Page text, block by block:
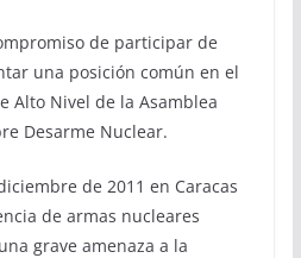
de participar de
una posición común en el
Alto Nivel de la Asamblea
Desarme Nuclear.
de 2011 en Caracas
de armas nucleares
grave amenaza a la